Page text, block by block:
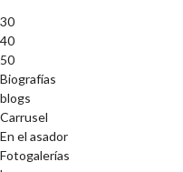
30
40
50
Biografías
blogs
Carrusel
En el asador
Fotogalerías